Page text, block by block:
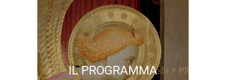
IL PROGRAMMA